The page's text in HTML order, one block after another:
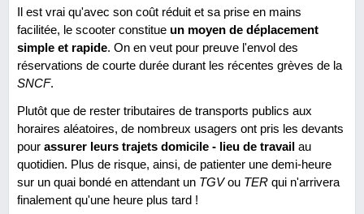
Il est vrai qu'avec son coût réduit et sa prise en mains
facilitée, le scooter constitue un moyen de déplacement
simple et rapide. On en veut pour preuve l'envol des
réservations de courte durée durant les récentes grèves de la
SNCF.
Plutôt que de rester tributaires de transports publics aux
horaires aléatoires, de nombreux usagers ont pris les devants
pour assurer leurs trajets domicile - lieu de travail au
quotidien. Plus de risque, ainsi, de patienter une demi-heure
sur un quai bondé en attendant un TGVou TER qui n'arrivera
finalement qu'une heure plus tard !